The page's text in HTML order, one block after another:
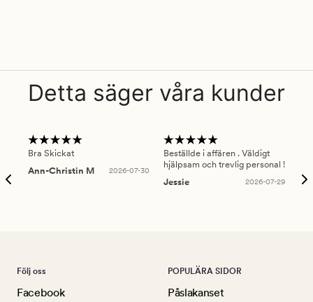
Detta säger våra kunder
Bra Skickat
Ann-Christin M
2026-07-30
Beställde i affären . Väldigt
hjälpsam och trevlig personal !
Jessie
2026-07-29
Följ oss
Facebook
POPULÄRA SIDOR
Påslakanset